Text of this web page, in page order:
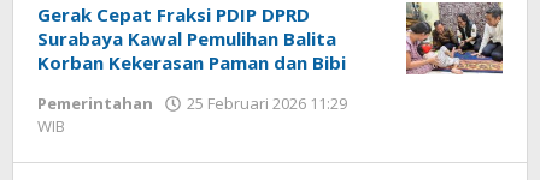
Gerak Cepat Fraksi PDIP DPRD
Surabaya Kawal Pemulihan Balita
Korban Kekerasan Paman dan Bibi
Pemerintahan
25 Februari 2026 11:29
WIB